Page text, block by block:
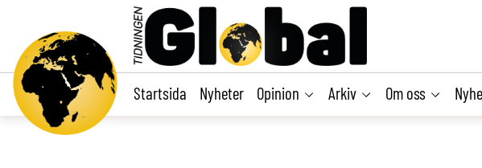
Startsida Nyheter Opinion Arkiv Om oss